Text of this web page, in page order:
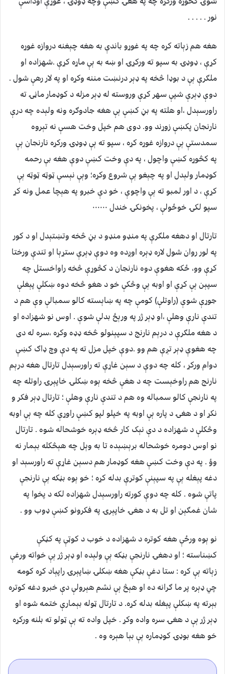
نور . . . . .
هغه هم زېاته کړه چه په غوړو باندې به هغه چېغنه دروازه غوړه
کړې ، ډوډۍ به سپو ته ورکړۍ او ښه به ېې ماړه کړې .شهزاده او
ملګرې ېې د بوډا څخه په ډېر درنښت مننه وکړه او په لار رهې شول .
دوې ډېرې شپې سهر کړې وروسته له ډېر مزله د کوډمار ماڼۍ ته
راورسېدل ،او هلته په بڼ کښې ېې هغه جادوګره ونه ولېده چه درې
نارنجان پکښې زوړند وو. دوی هم خپل وخت هسې نه تېروه
سمدستې ېې دروازه غوړه کړه ، سپو ته ېې ډوډۍ ورکړه نارنجان ېې
په کڅوړه کښې واچول ، په دې وخت کښې دوې هغه بې رحمه
کوډمار ولېدل او په چېغو ېې شروع وکړه؛ وېې نېسې ټوټه ټوټه ېې
کړې ، د اور لمبو ته ېې واچوې ، خو دې خبرو په هېچا عمل ونه کړ
سپو لکۍ خوځولې ، پخونکۍ خندل ۰۰۰۰۰۰
تارتال او دهغه ملګرې په منډو منډو د بڼ څخه وتښتېدل او د کور
په لور روان شول لاره ډېره اوږده وه دوې ډېرې ستړېا او تندې ورختا
کړې وو، ځکه هغوې دوه نارنجان د کڅوړې څخه راواخستل چه
سپېن ېې کړې او اوبه ېې وڅکې خو د هغو څخه دوه ښکلې پېغلې
جوړې شوې (راوتلې) کومې چه په ښاېسته کالو سمبالې وې هم د
تندې نارې وهلې ،او ډېر ژر په ورېځ بدلې شوې . اوس نو شهزاده او
د هغه ملګرې د درېم نارنج د سپېنولو څخه ډډه وکړه ،سره له دی
چه هغوې ډېر تږې هم وو .دوې خپل مزل ته په دې وچ ډاګ کښې
دوام ورکړ ، کله چه دوې د سېن غاړې ته راورسېدل تارتال هغه درېم
نارنج هم راوخېست چه د هغې څخه ېوه ښکلۍ خاپېرۍ راوتله چه
په نارنجې کالو سمباله وه هم د تندې نارې وهلې ؛ تارتال ډېر فکر و
نکړ او د هغۍ د پاره ېې اوبه په خپلو لپو کښې راوړې کله چه ېې اوبه
وڅکلې د شهزاده د دې نېک کار څخه ډېره خوشحاله شوه . تارتال
نو اوس دومره خوشحاله برېښېده تا به وېل چه هېڅکله بېمار نه
وؤ . په دې وخت کښې هغه کوډمار هم دسېن غاړې ته راورسېد او
دغه پېغله ېې په سپېنې کوترې بدله کړه ؛ خو ېوه بڼکه ېې نارنجې
پاتې شوه . کله چه دوې کورته راورسېدل شهزاده لکه د پخوا په
شان غمګېن او تل به د هغۍ خاپېرۍ په فکرونو کښې ډوب وو .
نو ېوه ورځې هغه کوتره د شهزاده د خوب د کوټې په کڼکې
کښناسته ؛ او دهغۍ نارنجې بڼکه ېې ولېده او ډېر ژر ېې خواته ورغې
زېاته ېې کړه : ستا دغې بڼکې هغه ښکلۍ ښاپېرۍ راپېاد کړه کومه
چي ډېره پر ما ګرانه ده او هېڅ ېې نشم هېرولې دې خبرو دغه کوتره
بېرته په ښکلې پېغله بدله کړه. د تارتال ټوله بېمارې ختمه شوه او
ډېر ژر ېې د هغۍ سره واده وکړ . خپل واده ته ېې ټولو ته بلنه ورکړه
خو هغه بوډۍ کوډماره ېې بېا هېره وه .